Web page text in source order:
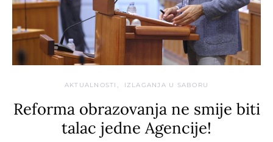
AKTUALNOSTI IZLAGANJA U SABORU
Reforma obrazovanja ne smije biti
talac jedne Agencije!